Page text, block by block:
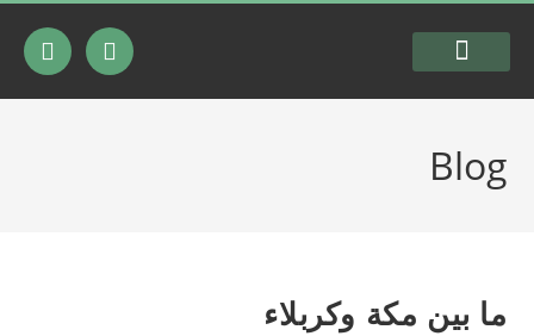
Blog
ما بين مكة وكربلاء